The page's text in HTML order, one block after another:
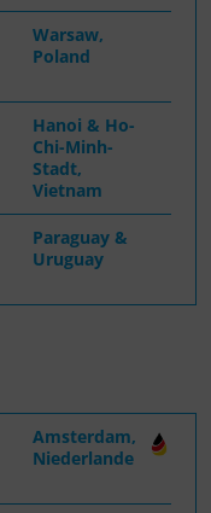
Warsaw,
Poland
Hanoi & Ho-
Chi-Minh-
Stadt,
Vietnam
Paraguay &
Uruguay
Amsterdam,
Niederlande